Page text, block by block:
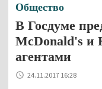
Общество
В Госдуме
McDonald's и
агентами
24.11.2017 16:28